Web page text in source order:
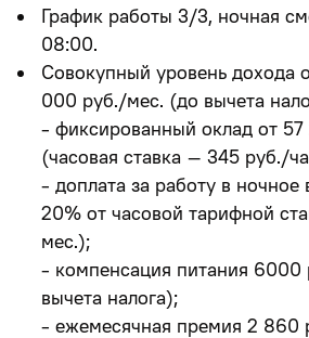
График работы 3/3, ночная
08:00.
Совокупный уровень дохода
000 руб./мес. (до вычета
- фиксированный оклад от
(часовая ставка – 345 руб./
- доплата за работу в ночное
20% от часовой тарифной
мес.);
- компенсация питания 6000
вычета налога);
- ежемесячная премия 2 860